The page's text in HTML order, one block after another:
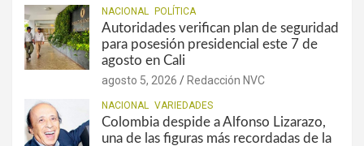
NACIONAL POLÍTICA
Autoridades verifican plan de seguridad
para posesión presidencial este 7 de
agosto en Cali
agosto 5, 2026 Redacción NVC
NACIONAL VARIEDADES
Colombia despide a Alfonso Lizarazo,
una de las figuras más recordadas de la